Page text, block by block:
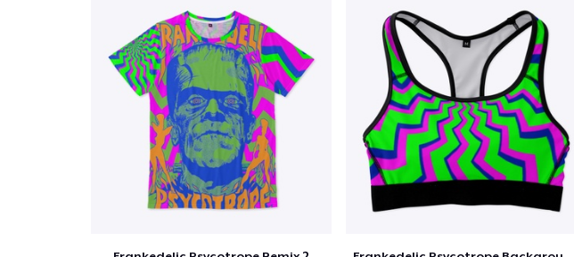
Classic Crew Neck T-Shirt
US$ 22,99
Unisex Classic Pullover Hoodie
US$ 40,99
Mug